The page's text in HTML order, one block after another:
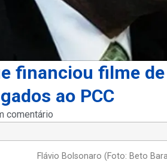
financiou filme
ao PCC
comentário
Flávio Bolsonaro (Foto: Beto